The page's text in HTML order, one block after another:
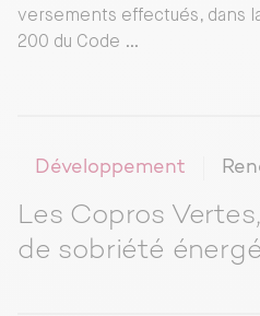
versements effectués, dans
200 du Code …
Développement
Les Copros
de sobriété